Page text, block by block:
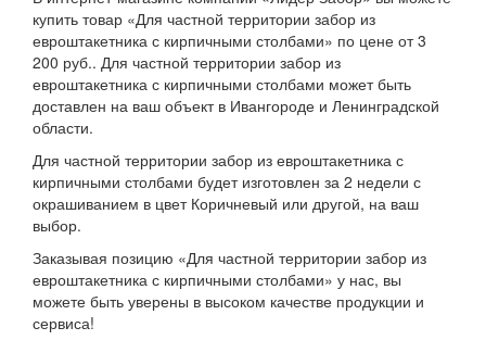
купить товар «Для частной территории забор из
евроштакетника с кирпичными столбами» по цене от 3
200 руб.. Для частной территории забор из
евроштакетника с кирпичными столбами может быть
доставлен на ваш объект в Ивангороде и Ленинградской
области.
Для частной территории забор из евроштакетника с
кирпичными столбами будет изготовлен за 2 недели с
окрашиванием в цвет Коричневый или другой, на ваш
выбор.
Заказывая позицию «Для частной территории забор из
евроштакетника с кирпичными столбами» у нас, вы
можете быть уверены в высоком качестве продукции и
сервиса!